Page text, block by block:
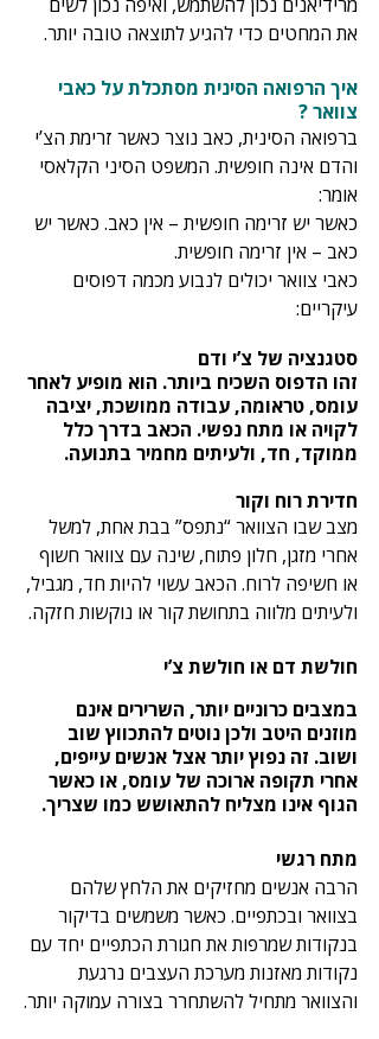
את המחטים כדי להגיע לתוצאה טובה יותר.
איך הרפואה הסינית מסתכלת על כאבי
צוואר ?
ברפואה הסינית, כאב נוצר כאשר זרימת הצ’י
והדם אינה חופשית. המשפט הסיני הקלאסי
אומר:
כאשר יש זרימה חופשית – אין כאב. כאשר יש
כאב – אין זרימה חופשית.
כאבי צוואר יכולים לנבוע מכמה דפוסים
עיקריים:
סטגנציה של צ’י ודם
זהו הדפוס השכיח ביותר. הוא מופיע לאחר
עומס, טראומה, עבודה ממושכת, יציבה
לקויה או מתח נפשי. הכאב בדרך כלל
ממוקד, חד, ולעיתים מחמיר בתנועה.
חדירת רוח וקור
מצב שבו הצוואר “נתפס” בבת אחת, למשל
אחרי מזגן, חלון פתוח, שינה עם צוואר חשוף
או חשיפה לרוח. הכאב עשוי להיות חד, מגביל,
ולעיתים מלווה בתחושת קור או נוקשות חזקה.
חולשת דם או חולשת צ’י
במצבים כרוניים יותר, השרירים אינם
מוזנים היטב ולכן נוטים להתכווץ שוב
ושוב. זה נפוץ יותר אצל אנשים עייפים,
אחרי תקופה ארוכה של עומס, או כאשר
הגוף אינו מצליח להתאושש כמו שצריך.
מתח רגשי
הרבה אנשים מחזיקים את הלחץ שלהם
בצוואר ובכתפיים. כאשר משמשים בדיקור
בנקודות שמרפות את חגורת הכתפיים יחד עם
נקודות מאזנות מערכת העצבים נרגעת
והצוואר מתחיל להשתחרר בצורה עמוקה יותר.